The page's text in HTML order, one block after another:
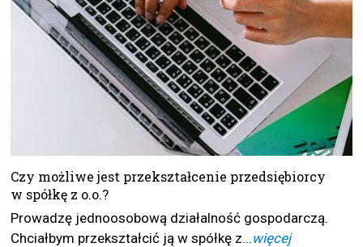
Czy możliwe jest przekształcenie przedsiębiorcy
w spółkę z o.o.?
Prowadzę jednoosobową działalność gospodarczą.
Chciałbym przekształcić ją w spółkę z... więcej